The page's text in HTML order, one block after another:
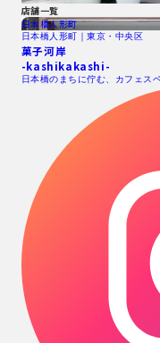
店舗一覧
日本橋人形町
日本橋人形町｜東京・中央区
菓子河岸
-kashikakashi-
日本橋のまちに佇む、カフェス